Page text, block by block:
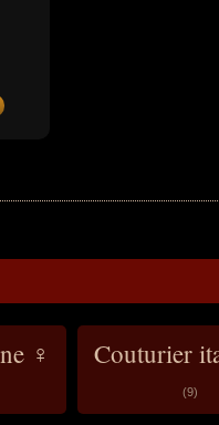
♀ Couturier
(9)